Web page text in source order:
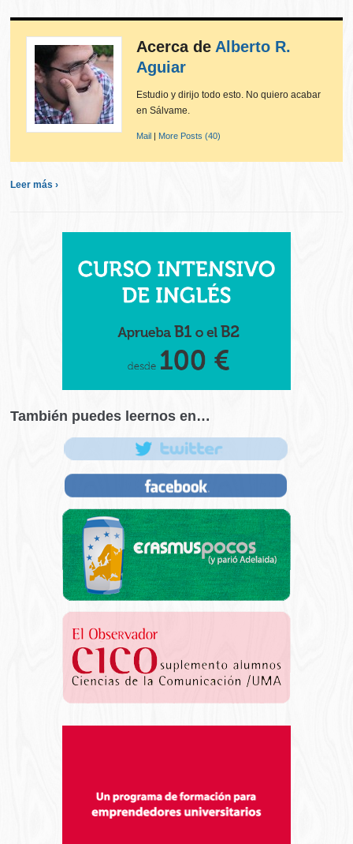
Acerca de Alberto R.
Aguiar
Estudio y dirijo todo esto. No quiero acabar
en Sálvame.
Mail | More Posts (40)
Leer más ›
También puedes leernos en…